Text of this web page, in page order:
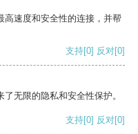
高速度和安全性的连接，并帮
支持[0] 反对[0]
无限的隐私和安全性保护。
支持[0] 反对[0]